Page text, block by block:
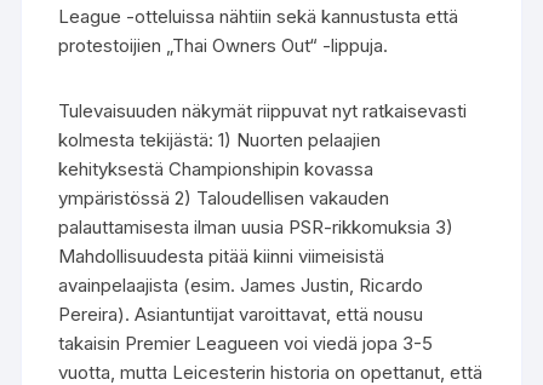
League -otteluissa nähtiin sekä kannustusta että
protestoijien „Thai Owners Out“ -lippuja.
Tulevaisuuden näkymät riippuvat nyt ratkaisevasti
kolmesta tekijästä: 1) Nuorten pelaajien
kehityksestä Championshipin kovassa
ympäristössä 2) Taloudellisen vakauden
palauttamisesta ilman uusia PSR-rikkomuksia 3)
Mahdollisuudesta pitää kiinni viimeisistä
avainpelaajista (esim. James Justin, Ricardo
Pereira). Asiantuntijat varoittavat, että nousu
takaisin Premier Leagueen voi viedä jopa 3-5
vuotta, mutta Leicesterin historia on opettanut, että